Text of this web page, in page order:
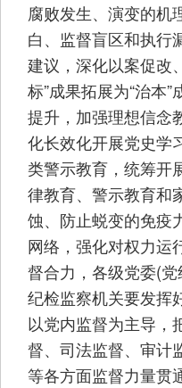
腐败发生、演变的机
白、监督盲区和执行
建议，深化以案促改
标”成果拓展为“治本
提升，加强理想信念
化长效化开展党史学
类警示教育，统筹开
律教育、警示教育和
蚀、防止蜕变的免疫
网络，强化对权力运
督合力，各级党委(
纪检监察机关要发挥
以党内监督为主导，
督、司法监督、审计
等各方面监督力量贯